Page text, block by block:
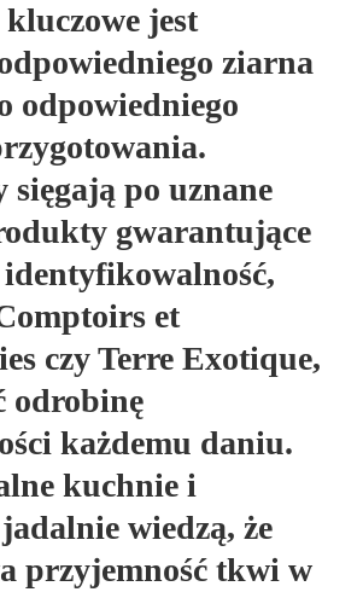
jest
ziarna
odpowiedniego
sięgają po uznane
gwarantujące
identyfikowalność,
et
czy Terre Exotique,
odrobinę
każdemu daniu.
kuchnie i
wiedzą, że
przyjemność tkwi w